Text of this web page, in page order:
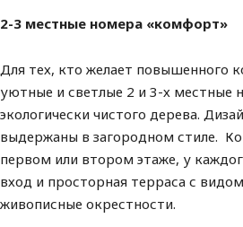
2-3 местные номера «комфорт»
Для тех, кто желает повышенного
уютные и светлые 2 и 3-х местные
экологически чистого дерева.
выдержаны в загородном стиле.
первом или втором этаже, у
вход и просторная терраса с
живописные окрестности.